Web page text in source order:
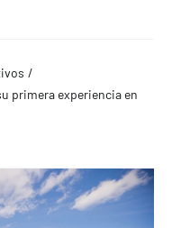
primera experiencia en